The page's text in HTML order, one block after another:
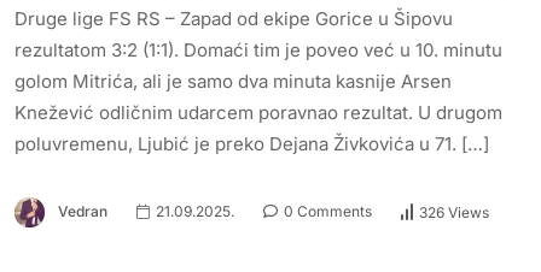
Druge lige FS RS – Zapad od ekipe Gorice u Šipovu
rezultatom 3:2 (1:1). Domaći tim je poveo već u 10. minutu
golom Mitrića, ali je samo dva minuta kasnije Arsen
Knežević odličnim udarcem poravnao rezultat. U drugom
poluvremenu, Ljubić je preko Dejana Živkovića u 71. […]
Vedran 21.09.2025. 0 Comments 326 Views